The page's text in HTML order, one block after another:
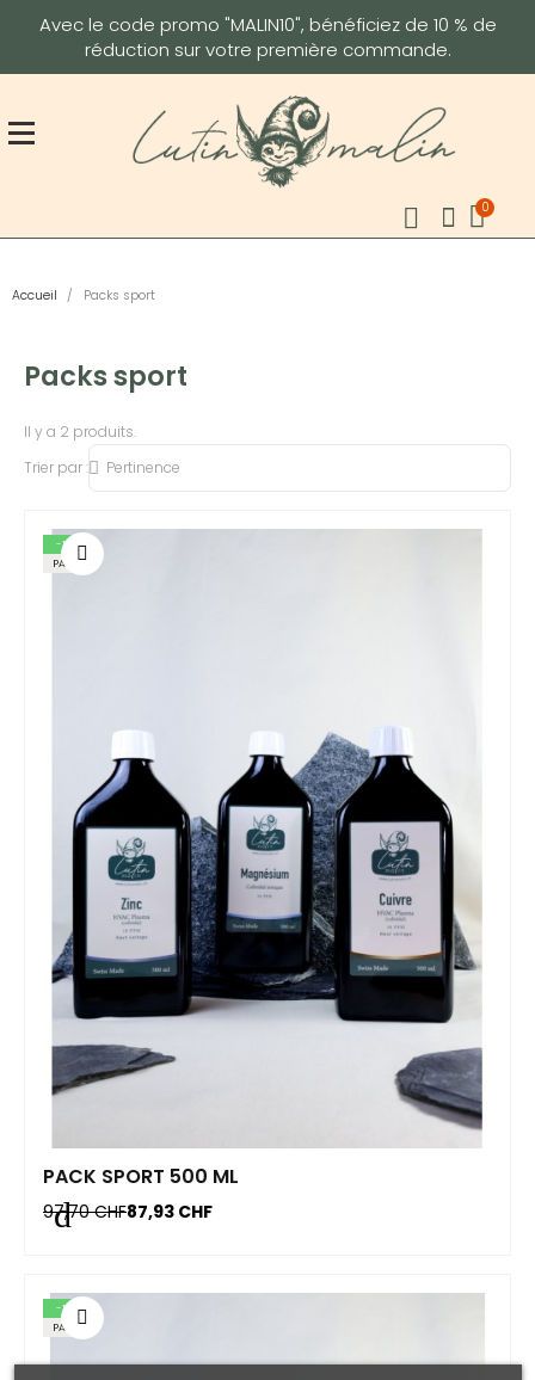
Avec le code promo "MALIN10", bénéficiez de 10 % de
réduction sur votre première commande.
Accueil Packs sport
Packs sport
Il y a 2 produits.
Trier par :
PACK SPORT 500 ML
97,70 CHF87,93 CHF
-10%
PACK
-10%
PACK